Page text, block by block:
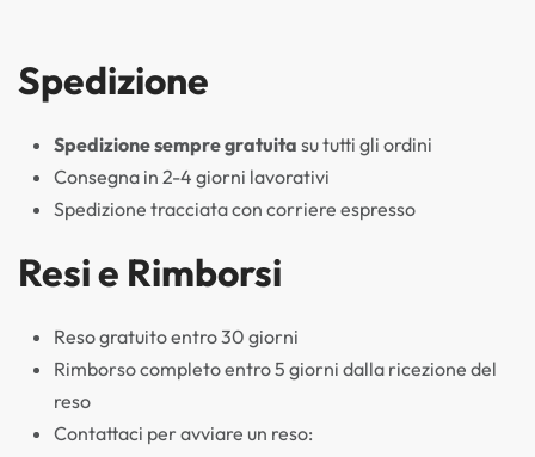
Spedizione
Spedizione sempre gratuita su tutti gli ordini
Consegna in 2-4 giorni lavorativi
Spedizione tracciata con corriere espresso
Resi e Rimborsi
Reso gratuito entro 30 giorni
Rimborso completo entro 5 giorni dalla ricezione del
reso
Contattaci per avviare un reso: